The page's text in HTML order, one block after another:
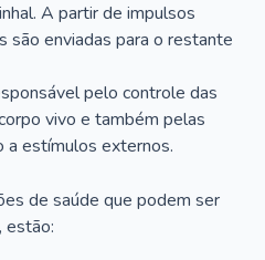
A partir de impulsos
são enviadas para o restante
pelo controle das
vivo e também pelas
a estímulos externos.
de saúde que podem ser
estão: